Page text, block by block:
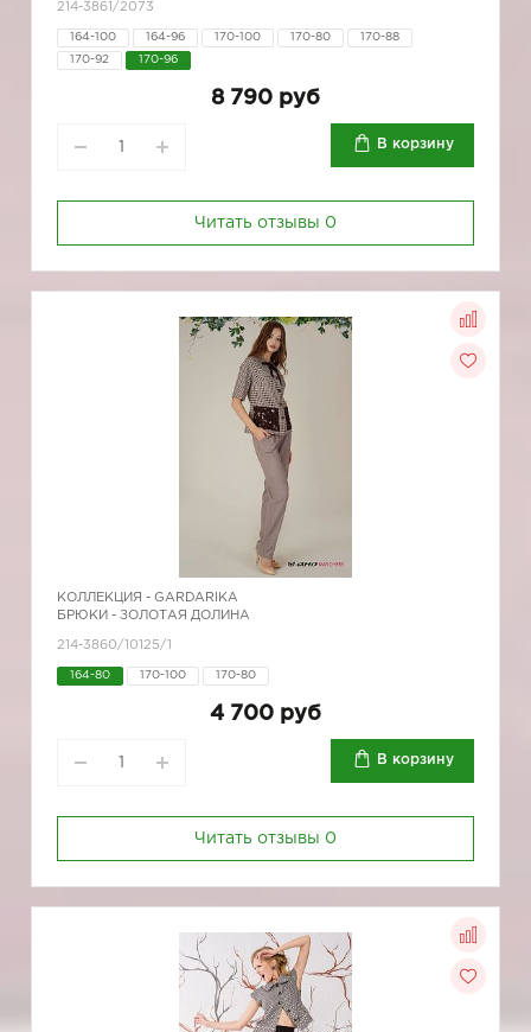
214-3861/2073
164-100 164-96 170-100 170-80 170-88
170-92 170-96
8 790 руб
В корзину
Читать отзывы 0
КОЛЛЕКЦИЯ - GARDARIKA
БРЮКИ - ЗОЛОТАЯ ДОЛИНА
214-3860/10125/1
164-80 170-100 170-80
4 700 руб
В корзину
Читать отзывы 0